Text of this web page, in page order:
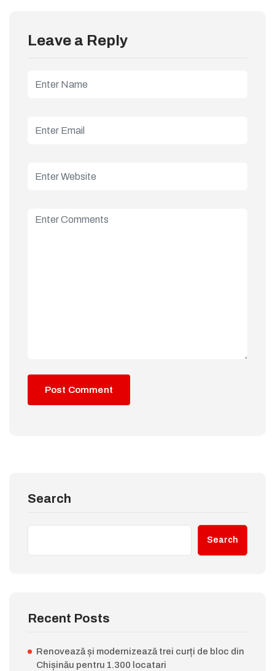
Leave a Reply
Search
Search
Recent Posts
Renovează și modernizează trei curți de bloc din
Chișinău pentru 1.300 locatari